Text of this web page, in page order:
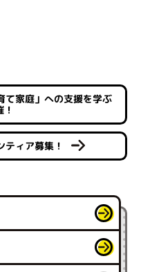
て家庭」への支援を学ぶ
ティア募集！